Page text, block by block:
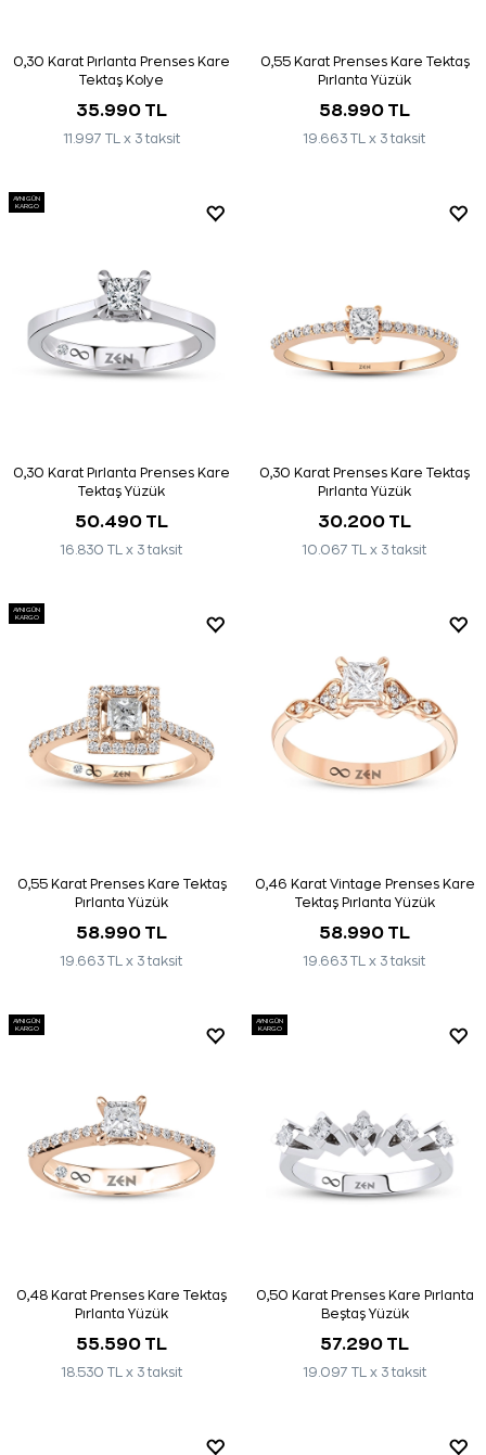
0,30 Karat Pırlanta Prenses Kare
Tektaş Kolye
35.990 TL
11.997 TL x 3 taksit
0,55 Karat Prenses Kare Tektaş
Pırlanta Yüzük
58.990 TL
19.663 TL x 3 taksit
AYNI GÜN
KARGO
0,30 Karat Pırlanta Prenses Kare
Tektaş Yüzük
50.490 TL
16.830 TL x 3 taksit
0,30 Karat Prenses Kare Tektaş
Pırlanta Yüzük
30.200 TL
10.067 TL x 3 taksit
AYNI GÜN
KARGO
0,55 Karat Prenses Kare Tektaş
Pırlanta Yüzük
58.990 TL
19.663 TL x 3 taksit
0,46 Karat Vintage Prenses Kare
Tektaş Pırlanta Yüzük
58.990 TL
19.663 TL x 3 taksit
AYNI GÜN
KARGO
0,48 Karat Prenses Kare Tektaş
Pırlanta Yüzük
55.590 TL
18.530 TL x 3 taksit
AYNI GÜN
KARGO
0,50 Karat Prenses Kare Pırlanta
Beştaş Yüzük
57.290 TL
19.097 TL x 3 taksit